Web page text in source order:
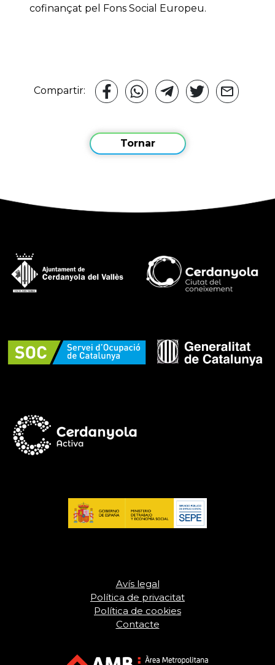
cofinançat pel Fons Social Europeu.
Compartir:
Tornar
Avís legal
Política de privacitat
Política de cookies
Contacte